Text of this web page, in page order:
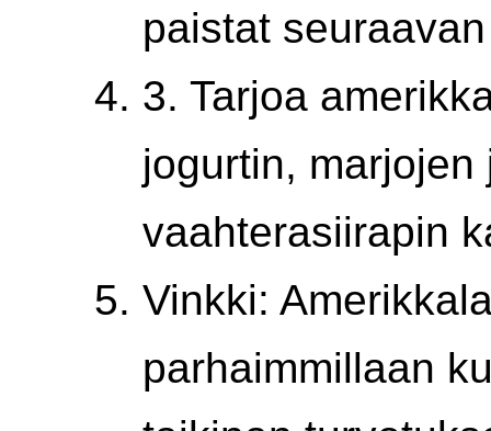
paistat
3. Tarjoa
jogurtin,
vaahterasiirapin
Vinkki:
parhaimmillaan